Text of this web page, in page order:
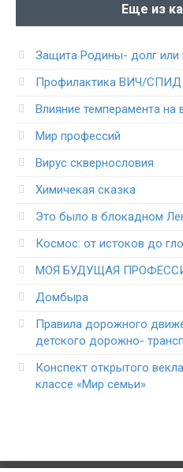
Еще из
Защита Родины- долг или
Профилактика ВИЧ/СПИД
Влияние темперамента
Мир профессий
Вирус сквернословия
Химичекая сказка
Это было в блокадном
Космос: от истоков до
МОЯ БУДУЩАЯ
Домбыра
Правила дорожного
детского дорожно-
Конспект открытого
классе «Мир семьи»